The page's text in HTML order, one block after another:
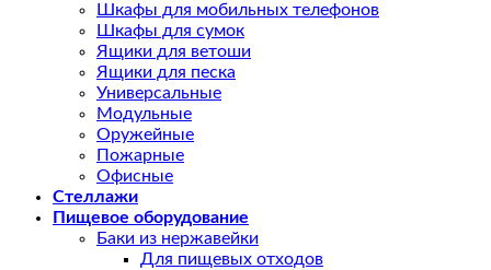
Шкафы для мобильных телефонов
Шкафы для сумок
Ящики для ветоши
Ящики для песка
Универсальные
Модульные
Оружейные
Пожарные
Офисные
Стеллажи
Пищевое оборудование
Баки из нержавейки
Для пищевых отходов